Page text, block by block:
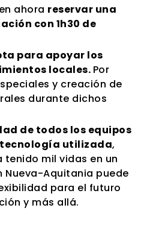
ahora reservar una
con 1h30 de
para apoyar los
locales. Por
y creación de
durante dichos
de todos los equipos
utilizada,
tenido mil vidas en un
Nueva-Aquitania puede
para el futuro
y más allá.